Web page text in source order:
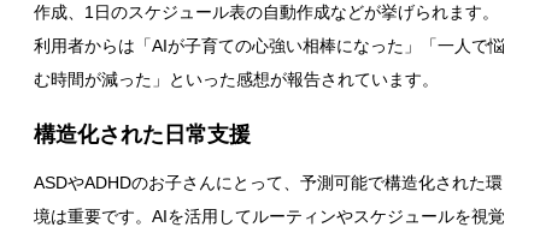
作成、1日のスケジュール表の自動作成などが挙げられます。
利用者からは「AIが子育ての心強い相棒になった」「一人で悩
む時間が減った」といった感想が報告されています。
構造化された日常支援
ASDやADHDのお子さんにとって、予測可能で構造化された環
境は重要です。AIを活用してルーティンやスケジュールを視覚